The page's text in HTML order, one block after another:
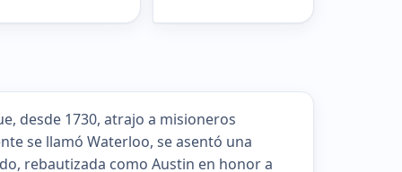
desde 1730, atrajo a misioneros
se llamó Waterloo, se asentó una
rebautizada como Austin en honor a